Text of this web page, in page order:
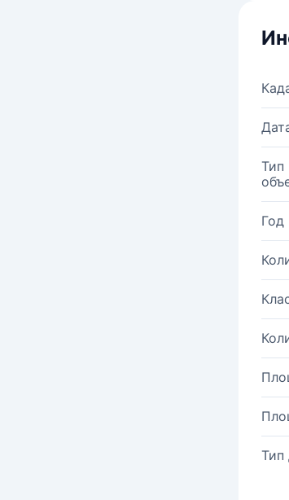
Тип
Год
Тип